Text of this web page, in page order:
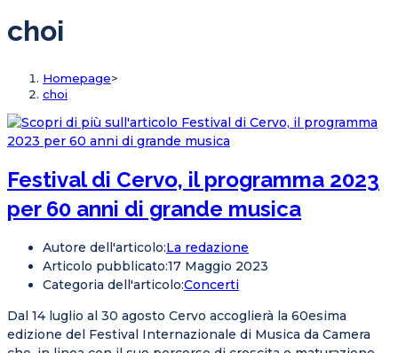
choi
Homepage>
choi
Festival di Cervo, il programma 2023
per 60 anni di grande musica
Autore dell'articolo:La redazione
Articolo pubblicato:17 Maggio 2023
Categoria dell'articolo:Concerti
Dal 14 luglio al 30 agosto Cervo accoglierà la 60esima
edizione del Festival Internazionale di Musica da Camera